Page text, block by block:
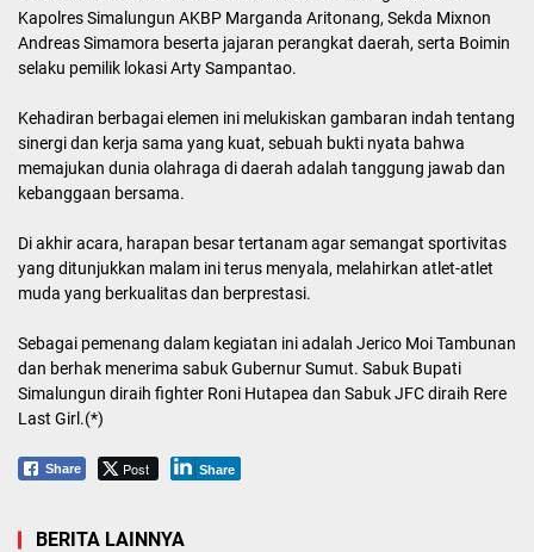
Kapolres Simalungun AKBP Marganda Aritonang, Sekda Mixnon
Andreas Simamora beserta jajaran perangkat daerah, serta Boimin
selaku pemilik lokasi Arty Sampantao.
Kehadiran berbagai elemen ini melukiskan gambaran indah tentang
sinergi dan kerja sama yang kuat, sebuah bukti nyata bahwa
memajukan dunia olahraga di daerah adalah tanggung jawab dan
kebanggaan bersama.
Di akhir acara, harapan besar tertanam agar semangat sportivitas
yang ditunjukkan malam ini terus menyala, melahirkan atlet-atlet
muda yang berkualitas dan berprestasi.
Sebagai pemenang dalam kegiatan ini adalah Jerico Moi Tambunan
dan berhak menerima sabuk Gubernur Sumut. Sabuk Bupati
Simalungun diraih fighter Roni Hutapea dan Sabuk JFC diraih Rere
Last Girl.(*)
Share Post Share
BERITA LAINNYA